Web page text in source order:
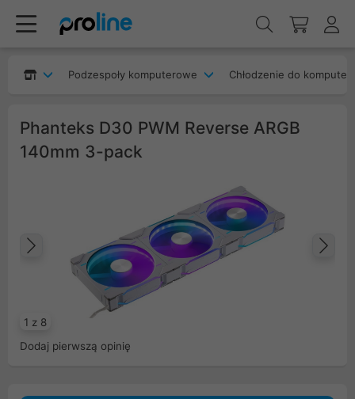
Podzespoły komputerowe Chłodzenie do
Phanteks D30 PWM Reverse ARGB
140mm 3-pack
1 z 8
Poprzedni
Dodaj pierwszą opinię